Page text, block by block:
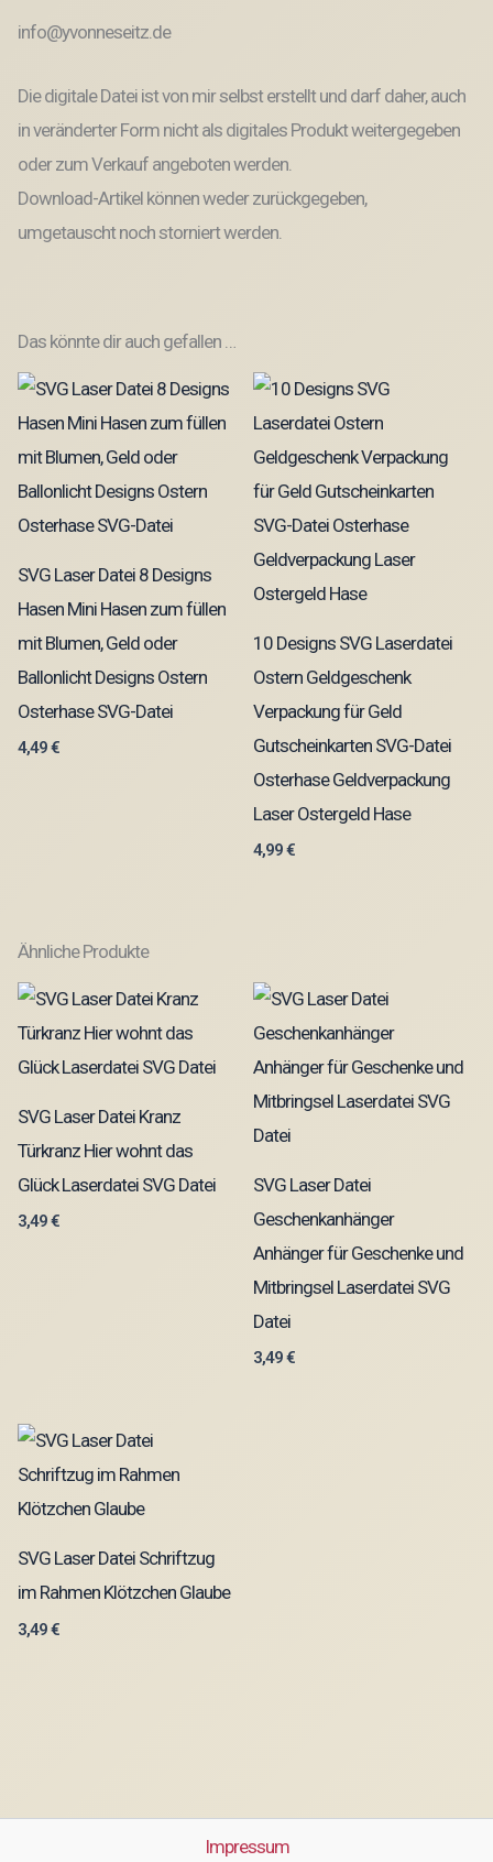
info@yvonneseitz.de
Die digitale Datei ist von mir selbst erstellt und darf daher, auch
in veränderter Form nicht als digitales Produkt weitergegeben
oder zum Verkauf angeboten werden.
Download-Artikel können weder zurückgegeben,
umgetauscht noch storniert werden.
Das könnte dir auch gefallen …
SVG Laser Datei 8 Designs
Hasen Mini Hasen zum füllen
mit Blumen, Geld oder
Ballonlicht Designs Ostern
Osterhase SVG-Datei
4,49€
10 Designs SVG Laserdatei
Ostern Geldgeschenk
Verpackung für Geld
Gutscheinkarten SVG-Datei
Osterhase Geldverpackung
Laser Ostergeld Hase
4,99€
Ähnliche Produkte
SVG Laser Datei Kranz
Türkranz Hier wohnt das
Glück Laserdatei SVG Datei
3,49€
SVG Laser Datei
Geschenkanhänger
Anhänger für Geschenke und
Mitbringsel Laserdatei SVG
Datei
3,49€
SVG Laser Datei Schriftzug
im Rahmen Klötzchen Glaube
3,49€
Impressum